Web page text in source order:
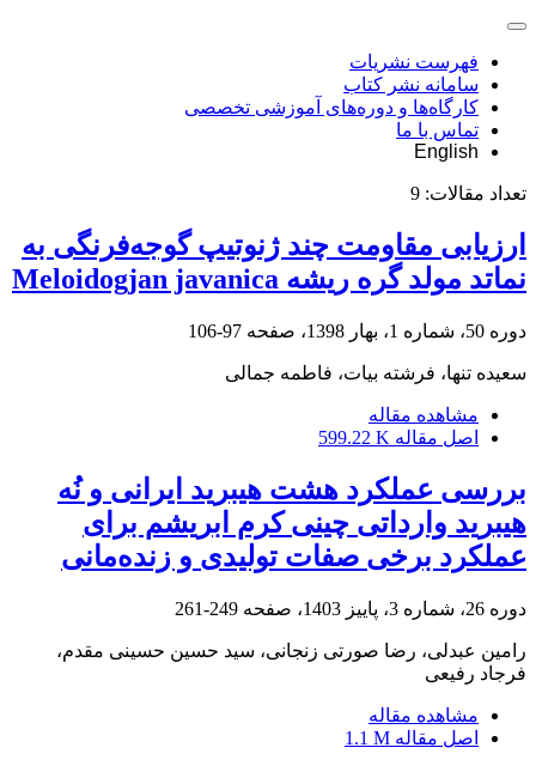
فهرست نشریات
سامانه نشر کتاب
کارگاه‌ها و دوره‌های آموزشی تخصصی
تماس با ما
English
تعداد مقالات: 9
ارزیابی مقاومت چند ژنوتیپ گوجه‌فرنگی به
نماتد مولد گره ریشه Meloidogjan javanica
دوره 50، شماره 1، بهار 1398، صفحه 97-106
سعیده تنها، فرشته بیات، فاطمه جمالی
مشاهده مقاله
اصل مقاله 599.22 K
بررسی عملکرد هشت هیبرید ایرانی و نُه
هیبرید وارداتی چینی کرم ابریشم برای
عملکرد برخی صفات تولیدی و زنده‌مانی
دوره 26، شماره 3، پاییز 1403، صفحه 249-261
رامین عبدلی، رضا صورتی زنجانی، سید حسین حسینی مقدم،
فرجاد رفیعی
مشاهده مقاله
اصل مقاله 1.1 M